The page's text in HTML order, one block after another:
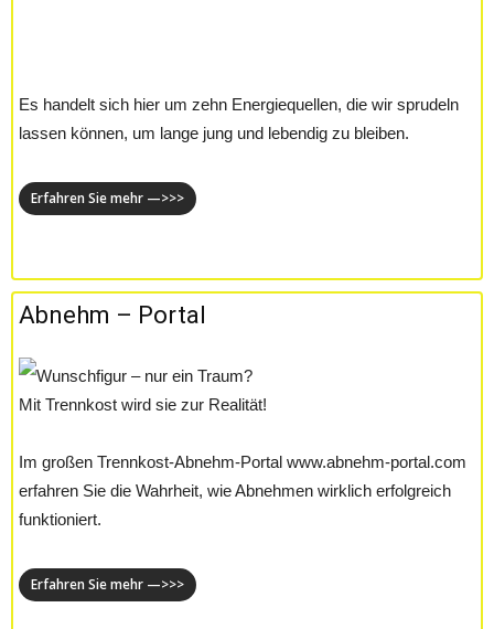
Es handelt sich hier um zehn Energiequellen, die wir sprudeln
lassen können, um lange jung und lebendig zu bleiben.
Erfahren Sie mehr —>>>
Abnehm – Portal
Wunschfigur – nur ein Traum?
Mit Trennkost wird sie zur Realität!
Im großen Trennkost-Abnehm-Portal www.abnehm-portal.com
erfahren Sie die Wahrheit, wie Abnehmen wirklich erfolgreich
funktioniert.
Erfahren Sie mehr —>>>